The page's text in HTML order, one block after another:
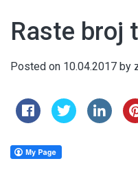
Raste broj
Posted on 10.04.2017 by